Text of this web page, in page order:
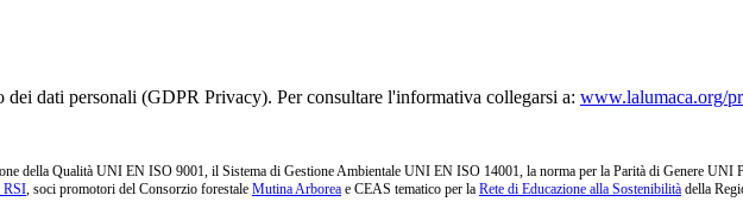
dei dati personali (GDPR Privacy). Per consultare l'informativa collegarsi a: www.lalumaca.org/
della Qualità UNI EN ISO 9001, il Sistema di Gestione Ambientale UNI EN ISO 14001, la norma per la Parità di Genere
RSI, soci promotori del Consorzio forestale Mutina Arborea e CEAS tematico per la Rete di Educazione alla Sostenibilità della